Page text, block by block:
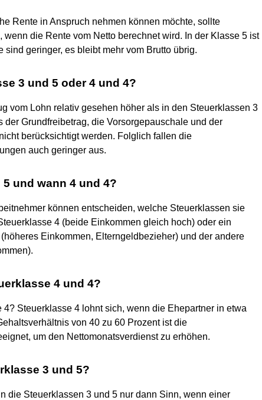
Rente in Anspruch nehmen können möchte, sollte
die Rente vom Netto berechnet wird. In der Klasse 5 ist
geringer, es bleibt mehr vom Brutto übrig.
3 und 5 oder 4 und 4?
vom Lohn relativ gesehen höher als in den Steuerklassen 3
der Grundfreibetrag, die Vorsorgepauschale und der
berücksichtigt werden. Folglich fallen die
auch geringer aus.
und wann 4 und 4?
können entscheiden, welche Steuerklassen sie
4 (beide Einkommen gleich hoch) oder ein
Einkommen, Elterngeldbezieher) und der andere
4 und 4?
Steuerklasse 4 lohnt sich, wenn die Ehepartner in etwa
von 40 zu 60 Prozent ist die
um den Nettomonatsverdienst zu erhöhen.
3 und 5?
die Steuerklassen 3 und 5 nur dann Sinn, wenn einer